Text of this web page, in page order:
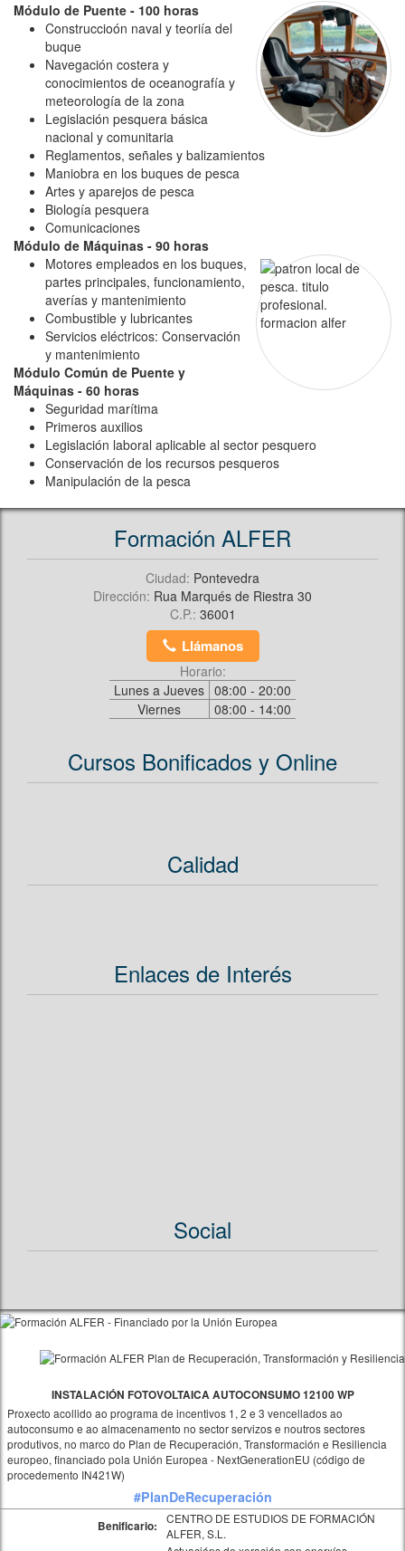
Módulo de Puente - 100 horas
Construccioón naval y teoriía del
buque
Navegación costera y
conocimientos de oceanografía y
meteorología de la zona
Legislación pesquera básica
nacional y comunitaria
Reglamentos, señales y balizamientos
Maniobra en los buques de pesca
Artes y aparejos de pesca
Biología pesquera
Comunicaciones
Módulo de Máquinas - 90 horas
Motores empleados en los buques,
partes principales, funcionamiento,
averías y mantenimiento
Combustible y lubricantes
Servicios eléctricos: Conservación
y mantenimiento
Módulo Común de Puente y
Máquinas - 60 horas
Seguridad marítima
Primeros auxilios
Legislación laboral aplicable al sector pesquero
Conservación de los recursos pesqueros
Manipulación de la pesca
Formación ALFER
Ciudad: Pontevedra
Dirección: Rua Marqués de Riestra 30
C.P.: 36001
Llámanos
Horario:
Lunes a Jueves 08:00 - 20:00
Viernes
08:00 - 14:00
Cursos Bonificados y Online
Calidad
Enlaces de Interés
Social
INSTALACIÓN FOTOVOLTAICA AUTOCONSUMO 12100 WP
Proxecto acollido ao programa de incentivos 1, 2 e 3 vencellados ao
autoconsumo e ao almacenamento no sector servizos e noutros sectores
produtivos, no marco do Plan de Recuperación, Transformación e Resiliencia
europeo, financiado pola Unión Europea - NextGenerationEU (código de
procedemento IN421W)
#PlanDeRecuperación
Benificario:
CENTRO DE ESTUDIOS DE FORMACIÓN
ALFER, S.L.